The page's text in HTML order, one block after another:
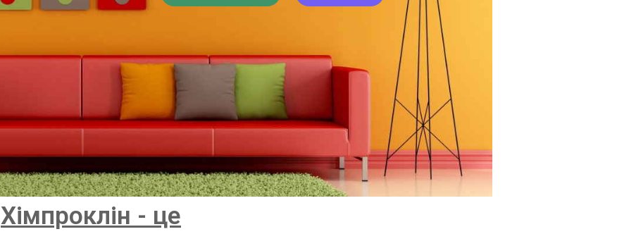
Хімпроклін - це